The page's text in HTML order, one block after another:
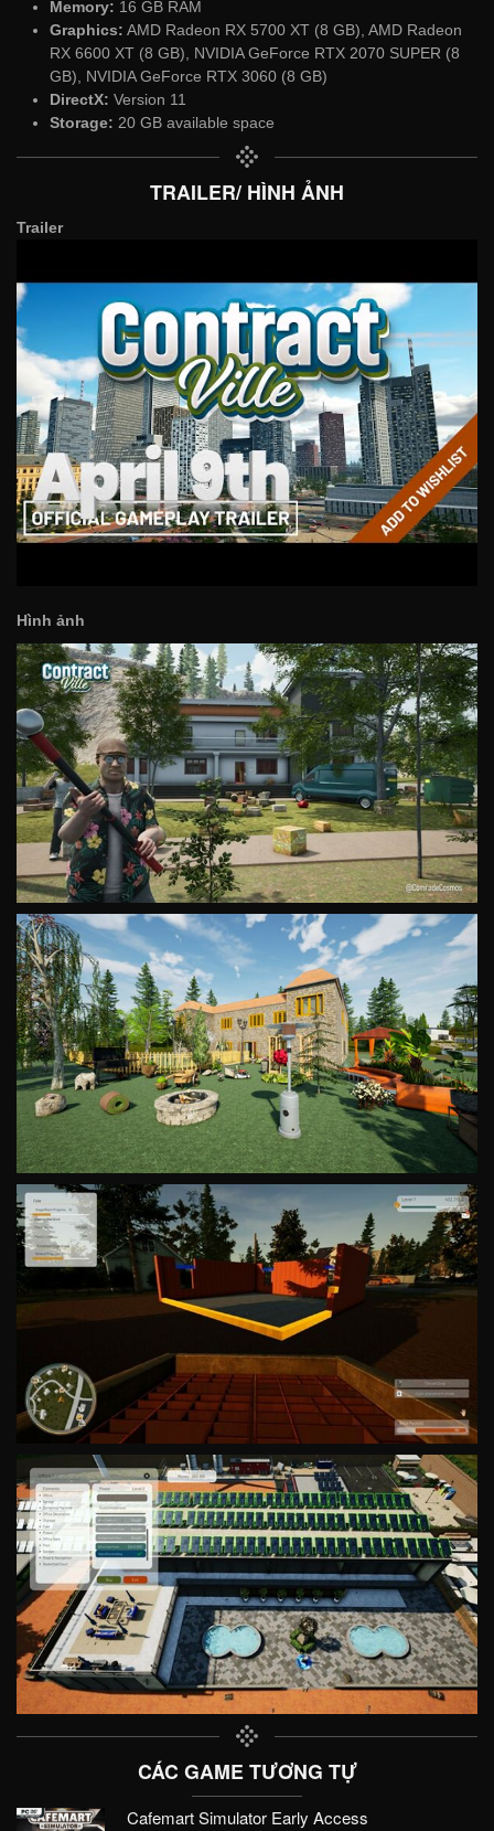
Memory: 16 GB RAM
Graphics: AMD Radeon RX 5700 XT (8 GB), AMD Radeon
RX 6600 XT (8 GB), NVIDIA GeForce RTX 2070 SUPER (8
GB), NVIDIA GeForce RTX 3060 (8 GB)
DirectX: Version 11
Storage: 20 GB available space
TRAILER/ HÌNH ẢNH
Trailer
Hình ảnh
CÁC GAME TƯƠNG TỰ
Cafemart Simulator Early Access